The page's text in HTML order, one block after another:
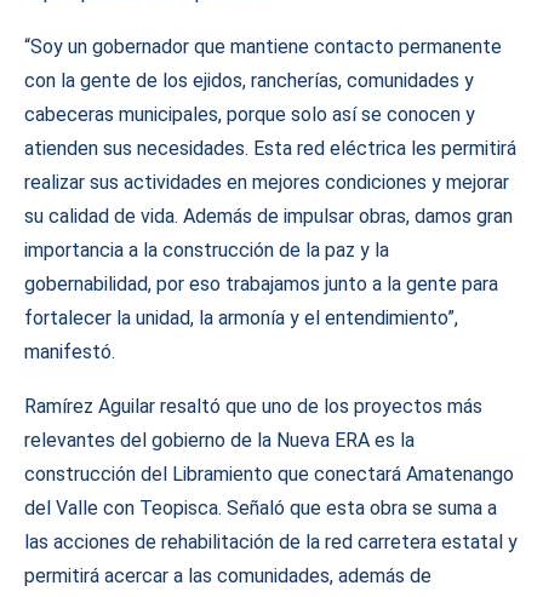
“Soy un gobernador que mantiene contacto permanente
con la gente de los ejidos, rancherías, comunidades y
cabeceras municipales, porque solo así se conocen y
atienden sus necesidades. Esta red eléctrica les permitirá
realizar sus actividades en mejores condiciones y mejorar
su calidad de vida. Además de impulsar obras, damos gran
importancia a la construcción de la paz y la
gobernabilidad, por eso trabajamos junto a la gente para
fortalecer la unidad, la armonía y el entendimiento”,
manifestó.
Ramírez Aguilar resaltó que uno de los proyectos más
relevantes del gobierno de la Nueva ERA es la
construcción del Libramiento que conectará Amatenango
del Valle con Teopisca. Señaló que esta obra se suma a
las acciones de rehabilitación de la red carretera estatal y
permitirá acercar a las comunidades, además de